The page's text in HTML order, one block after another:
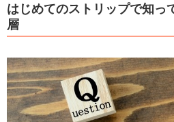
はじめてのストリップで知
層